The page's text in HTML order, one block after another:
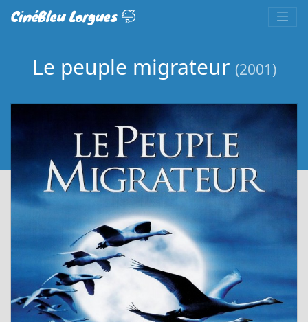
CinéBleu Lorgues
Le peuple migrateur (2001)